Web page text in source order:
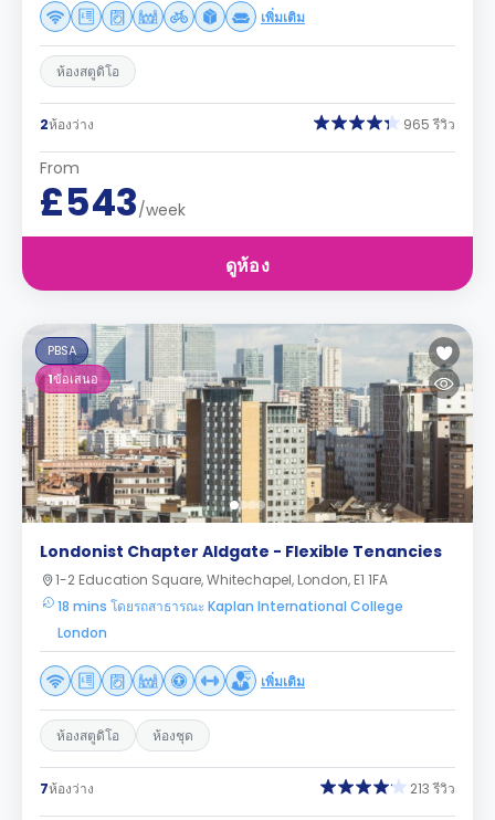
เพิ่มเติม
ห้องสตูดิโอ
2ห้องว่าง 965 รีวิว
From
£543/week
ดูห้อง
PBSA
1ข้อเสนอ
Londonist Chapter Aldgate - Flexible Tenancies
1-2 Education Square, Whitechapel, London, E1 1FA
18 mins โดยรถสาธารณะ Kaplan International College
London
เพิ่มเติม
ห้องสตูดิโอ ห้องชุด
7ห้องว่าง 213 รีวิว